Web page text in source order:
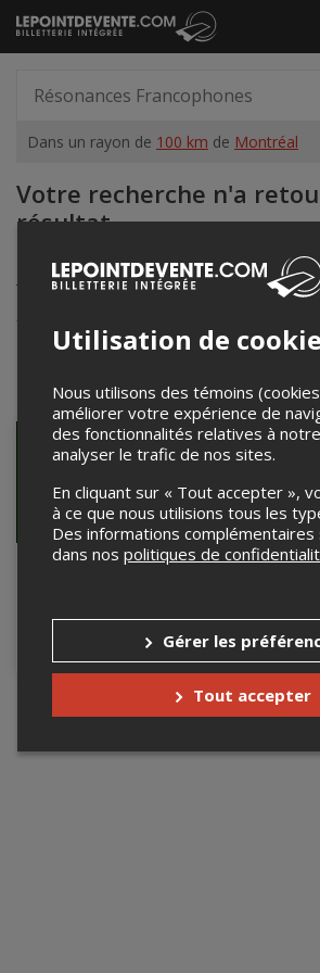
Passer
au
artiste,
Dans un rayon de 100 km de Montréal
Accueil
Votre recherche n'a
résultat.
Mots-clés: Résonances Francophones•
100 kmdeMontréal
en dehors de la région que
Résonances de
Arquemuse, école de
musique, Québec, QC
Utilisation de
Nous utilisons des témoins
améliorer votre expérience de
des fonctionnalités relatives à
analyser le trafic de nos sites.
En cliquant sur « Tout accepter »,
à ce que nous utilisions tous les
Des informations
dans nos politiques de
Gérer les
Tout accepter